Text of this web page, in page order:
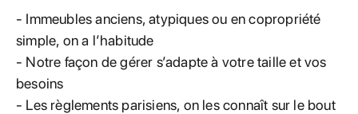
- Immeubles anciens, atypiques ou en copropriété
simple, on a l’habitude
- Notre façon de gérer s’adapte à votre taille et vos
besoins
- Les règlements parisiens, on les connaît sur le bout